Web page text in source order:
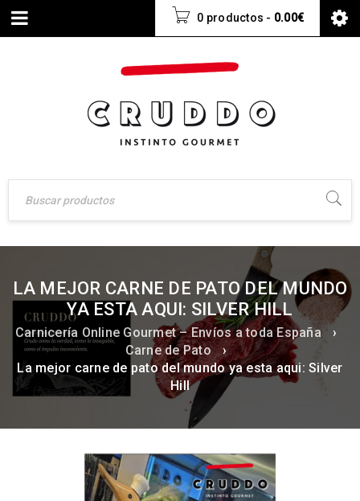
0 productos - 0.00€
LA MEJOR CARNE DE PATO DEL MUNDO
YA ESTA AQUI: SILVER HILL
Carnicería Online Gourmet – Envíos a toda España
›
Carne de Pato
›
La mejor carne de pato del mundo ya esta aqui: Silver
Hill